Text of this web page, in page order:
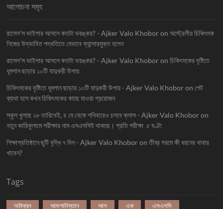
আলোচনা সমূহ
রাসেল'স ভাইপার আসলে কতটা ভয়ঙ্কর? - Ajker Valo Khobor onঅস্ট্রেলীয় চিকিৎসক
নিজের উদ্ভাবিত পদ্ধতিতে যেভাবে ক্যান্সারমুক্ত হলেন
রাসেল'স ভাইপার আসলে কতটা ভয়ঙ্কর? - Ajker Valo Khobor onচিকিৎসকের দৃষ্টিতে
ধূমপান ছাড়ার ১০টি যাদুকরী উপায়
চিকিৎসকের দৃষ্টিতে ধূমপান ছাড়ার ১০টি যাদুকরী উপায় - Ajker Valo Khobor onপেট
ব্যাথা হলে কখন চিকিৎসকের কাছে যাওয়া প্রয়োজন
স্কুল খুলছে ২৮ তারিখেই, ৪ মে থেকে শনিবারেও চলবে ক্লাস - Ajker Valo Khobor on
নতুন কারিকুলামে পরীক্ষার নাম এসএসসিই থাকছে। প্রতি পরীক্ষা ৫ ঘণ্টা
শিক্ষাপ্রতিষ্ঠানে ছুটি বৃদ্ধি ৭ দিন - Ajker Valo Khobor onতীব্র গরমে কী ধরনের খাবার
খাবেন?
Tags
অমিক্রন আফগানিস্তান আল এক এসএসসি